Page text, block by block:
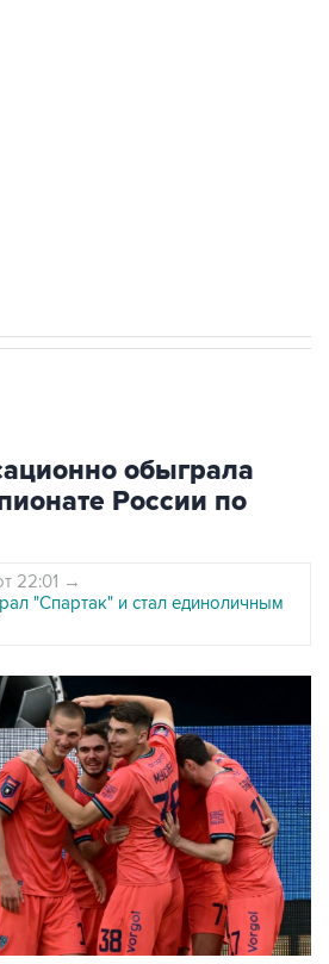
обыграла
России по
22:01 →
"Спартак" и стал единоличным